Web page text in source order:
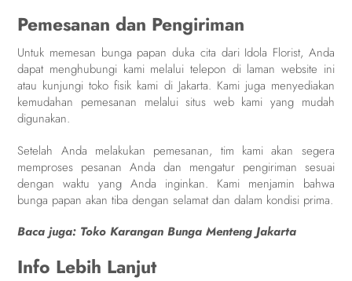
Pemesanan dan Pengiriman
Untuk memesan bunga papan duka cita dari Idola Florist, Anda
dapat menghubungi kami melalui telepon di laman website ini
atau kunjungi toko fisik kami di Jakarta. Kami juga menyediakan
kemudahan pemesanan melalui situs web kami yang mudah
digunakan.
Setelah Anda melakukan pemesanan, tim kami akan segera
memproses pesanan Anda dan mengatur pengiriman sesuai
dengan waktu yang Anda inginkan. Kami menjamin bahwa
bunga papan akan tiba dengan selamat dan dalam kondisi prima.
Baca juga: Toko Karangan Bunga Menteng Jakarta
Info Lebih Lanjut